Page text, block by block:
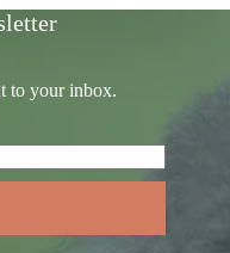
to your inbox.